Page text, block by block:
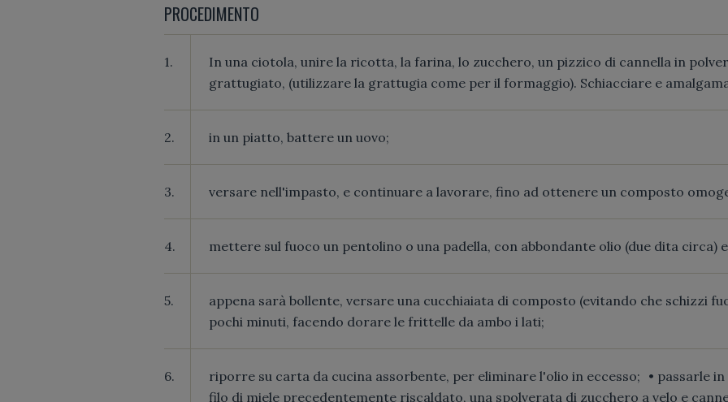
PROCEDIMENTO
1.
In una ciotola, unire la ricotta, la farina, lo zucchero, un pizzico di cannella in
grattugiato, (utilizzare la grattugia come per il formaggio). Schiacciare e
2. in un piatto, battere un uovo;
3. versare nell'impasto, e continuare a lavorare, fino ad ottenere un composto
4. mettere sul fuoco un pentolino o una padella, con abbondante olio (due dita circa)
5.
appena sarà bollente, versare una cucchiaiata di composto (evitando che schizzi
pochi minuti, facendo dorare le frittelle da ambo i lati;
6.
riporre su carta da cucina assorbente, per eliminare l'olio in eccesso; • passarle
filo di miele precedentemente riscaldato, una spolverata di zucchero a velo e